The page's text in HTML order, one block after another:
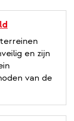
en zijn
van de